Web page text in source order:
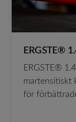
ERGSTE®
ERGSTE®
martensitiskt
för